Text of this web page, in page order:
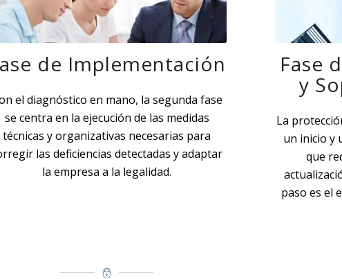
de Implementación
el diagnóstico en mano, la segunda fase
se centra en la ejecución de las medidas
técnicas y organizativas necesarias para
las deficiencias detectadas y adaptar
la empresa a la legalidad.
Fase
y
La
un inicio y
que
paso es el